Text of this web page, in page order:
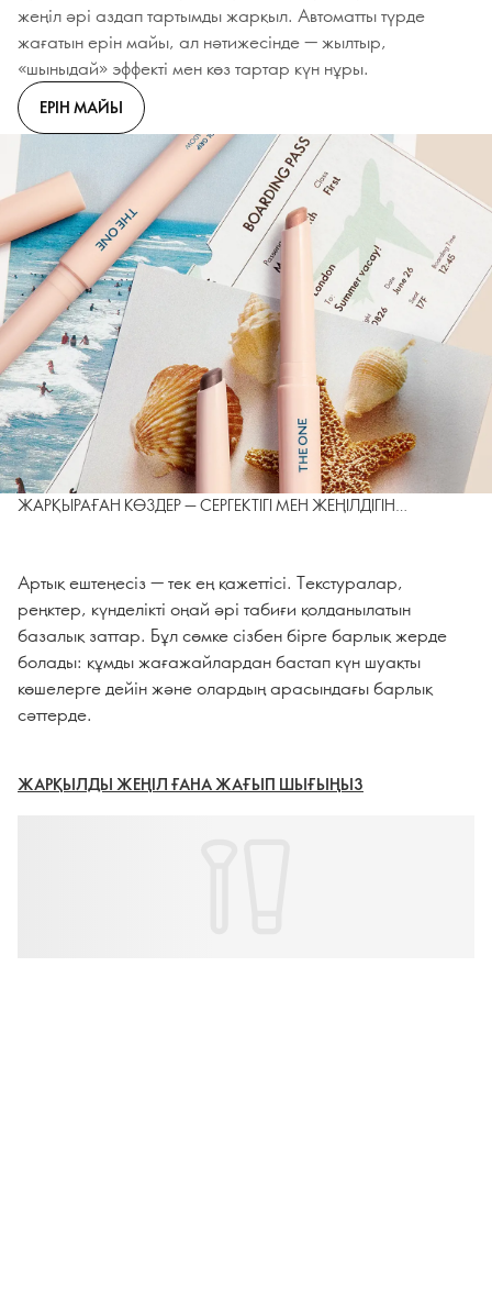
жеңіл әрі аздап тартымды жарқыл. Автоматты түрде
жағатын ерін майы, ал нәтижесінде — жылтыр,
«шыныдай» эффекті мен көз тартар күн нұры.
ЕРІН МАЙЫ
ЖАРҚЫРАҒАН КӨЗДЕР — СЕРГЕКТІГІ МЕН ЖЕҢІЛДІГІН
Артық ештеңесіз — тек ең қажеттісі. Текстуралар,
реңктер, күнделікті оңай әрі табиғи қолданылатын
базалық заттар. Бұл сөмке сізбен бірге барлық жерде
болады: құмды жағажайлардан бастап күн шуақты
көшелерге дейін және олардың арасындағы барлық
сәттерде.
ЖАРҚЫЛДЫ ЖЕҢІЛ ҒАНА ЖАҒЫП ШЫҒЫҢЫЗ